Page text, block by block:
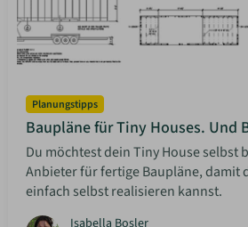
Planungstipps
Baupläne für Tiny Houses. Und
Du möchtest dein Tiny House selbst
Anbieter für fertige Baupläne, damit
einfach selbst realisieren kannst.
Isabella Bosler